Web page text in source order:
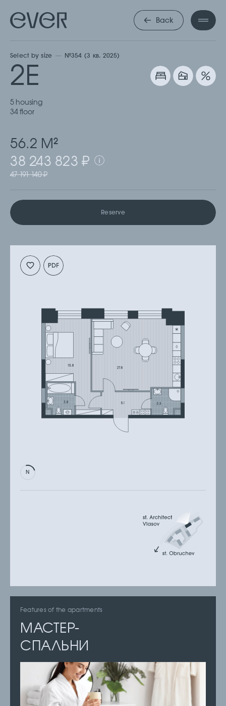
Back
Select by size №354 (3 кв. 2025)
2Е
5 housing
34 floor
56.2 М2
38 243 823 ₽
47 191 140 ₽
Reserve
Features of the apartments
МАСТЕР-
СПАЛЬНИ